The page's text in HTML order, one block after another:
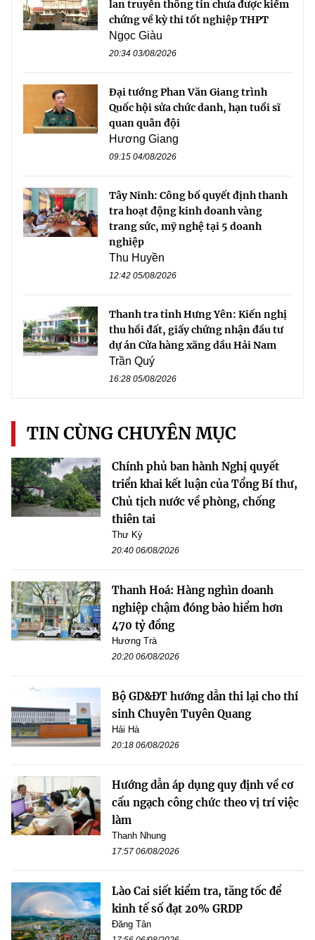
lan truyền thông tin chưa được kiểm
chứng về kỳ thi tốt nghiệp THPT
Ngọc Giàu
20:34 03/08/2026
Đại tướng Phan Văn Giang trình
Quốc hội sửa chức danh, hạn tuổi sĩ
quan quân đội
Hương Giang
09:15 04/08/2026
Tây Ninh: Công bố quyết định thanh
tra hoạt động kinh doanh vàng
trang sức, mỹ nghệ tại 5 doanh
nghiệp
Thu Huyền
12:42 05/08/2026
Thanh tra tỉnh Hưng Yên: Kiến nghị
thu hồi đất, giấy chứng nhận đầu tư
dự án Cửa hàng xăng dầu Hải Nam
Trần Quý
16:28 05/08/2026
TIN CÙNG CHUYÊN MỤC
Chính phủ ban hành Nghị quyết
triển khai kết luận của Tổng Bí thư,
Chủ tịch nước về phòng, chống
thiên tai
Thư Kỳ
20:40 06/08/2026
Thanh Hoá: Hàng nghìn doanh
nghiệp chậm đóng bảo hiểm hơn
470 tỷ đồng
Hương Trà
20:20 06/08/2026
Bộ GD&ĐT hướng dẫn thi lại cho thí
sinh Chuyên Tuyên Quang
Hải Hà
20:18 06/08/2026
Hướng dẫn áp dụng quy định về cơ
cấu ngạch công chức theo vị trí việc
làm
Thanh Nhung
17:57 06/08/2026
Lào Cai siết kiểm tra, tăng tốc để
kinh tế số đạt 20% GRDP
Đăng Tân